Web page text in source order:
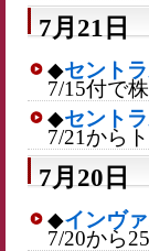
7月21日
◆セント
7/15付で
◆セント
7/21から
7月20日
◆インヴ
7/20から